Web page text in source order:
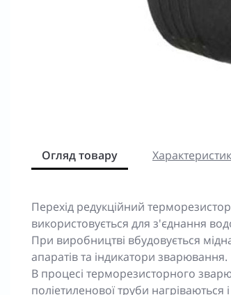
Огляд товару
Перехід редукційний
використовується для з'єднання
При виробництві вбудовується
апаратів та індикатори зварювання.
В процесі терморезисторного
поліетиленової труби